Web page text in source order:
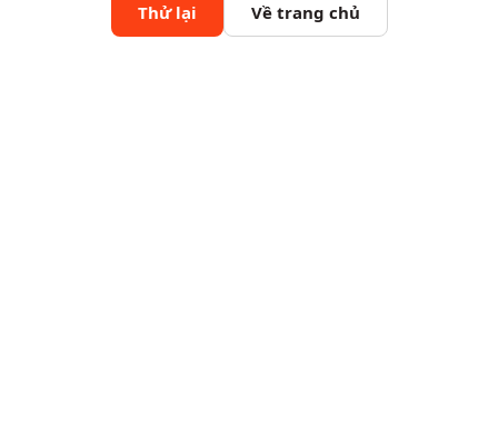
Thử lại Về trang chủ